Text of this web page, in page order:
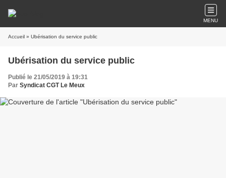
MENU
Accueil » Ubérisation du service public
Ubérisation du service public
Publié le 21/05/2019 à 19:31
Par Syndicat CGT Le Meux